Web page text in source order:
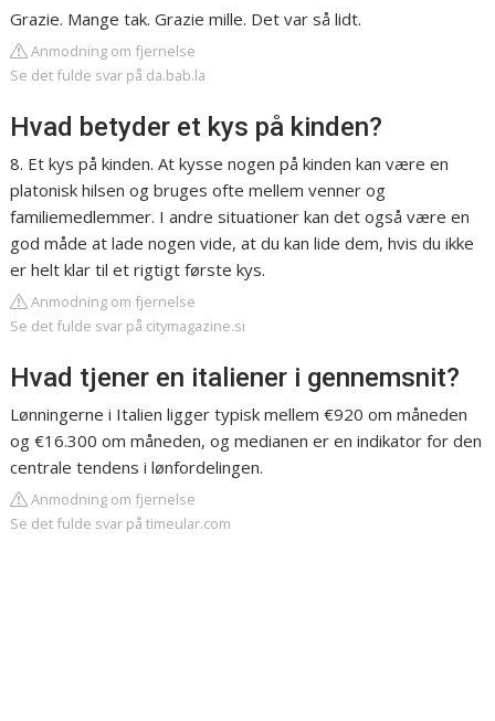
Grazie. Mange tak. Grazie mille. Det var så lidt.
Anmodning om fjernelse
Se det fulde svar på da.bab.la
Hvad betyder et kys på kinden?
8. Et kys på kinden. At kysse nogen på kinden kan være en
platonisk hilsen og bruges ofte mellem venner og
familiemedlemmer. I andre situationer kan det også være en
god måde at lade nogen vide, at du kan lide dem, hvis du ikke
er helt klar til et rigtigt første kys.
Anmodning om fjernelse
Se det fulde svar på citymagazine.si
Hvad tjener en italiener i gennemsnit?
Lønningerne i Italien ligger typisk mellem €920 om måneden
og €16.300 om måneden, og medianen er en indikator for den
centrale tendens i lønfordelingen.
Anmodning om fjernelse
Se det fulde svar på timeular.com